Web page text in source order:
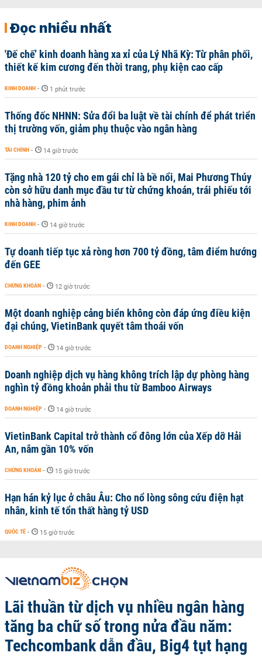
Đọc nhiều nhất
'Đế chế’ kinh doanh hàng xa xỉ của Lý Nhã Kỳ: Từ phân phối,
thiết kế kim cương đến thời trang, phụ kiện cao cấp
KINH DOANH - 1 phút trước
Thống đốc NHNN: Sửa đổi ba luật về tài chính để phát triển
thị trường vốn, giảm phụ thuộc vào ngân hàng
TÀI CHÍNH - 14 giờ trước
Tặng nhà 120 tỷ cho em gái chỉ là bề nổi, Mai Phương Thúy
còn sở hữu danh mục đầu tư từ chứng khoán, trái phiếu tới
nhà hàng, phim ảnh
KINH DOANH - 14 giờ trước
Tự doanh tiếp tục xả ròng hơn 700 tỷ đồng, tâm điểm hướng
đến GEE
CHỨNG KHOÁN - 12 giờ trước
Một doanh nghiệp cảng biển không còn đáp ứng điều kiện
đại chúng, VietinBank quyết tâm thoái vốn
DOANH NGHIỆP - 14 giờ trước
Doanh nghiệp dịch vụ hàng không trích lập dự phòng hàng
nghìn tỷ đồng khoản phải thu từ Bamboo Airways
DOANH NGHIỆP - 14 giờ trước
VietinBank Capital trở thành cổ đông lớn của Xếp dỡ Hải
An, nắm gần 10% vốn
CHỨNG KHOÁN - 15 giờ trước
Hạn hán kỷ lục ở châu Âu: Cho nổ lòng sông cứu điện hạt
nhân, kinh tế tổn thất hàng tỷ USD
QUỐC TẾ - 15 giờ trước
Lãi thuần từ dịch vụ nhiều ngân hàng
tăng ba chữ số trong nửa đầu năm:
Techcombank dẫn đầu, Big4 tụt hạng